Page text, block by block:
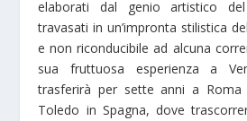
elaborati dal genio artistico
travasati in un’impronta stilistica
e non riconducibile ad alcuna
sua fruttuosa esperienza a
trasferirà per sette anni a
Toledo in Spagna, dove